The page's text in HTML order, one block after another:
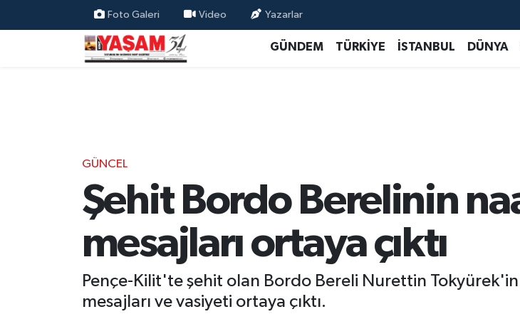
Foto Galeri Video Yazarlar
GÜNDEM TÜRKİYE İSTANBUL DÜNYA
GÜNCEL
Şehit Bordo Berelinin
mesajları ortaya çıktı
Pençe-Kilit'te şehit olan Bordo Bereli Nurettin Tokyürek'in
mesajları ve vasiyeti ortaya çıktı.